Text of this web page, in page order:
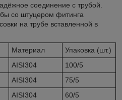
соединение с трубой.
со штуцером фитинга
на трубе вставленной в
Материал
Упаковка (шт.)
AISI304
100/5
AISI304
75/5
AISI304
60/5